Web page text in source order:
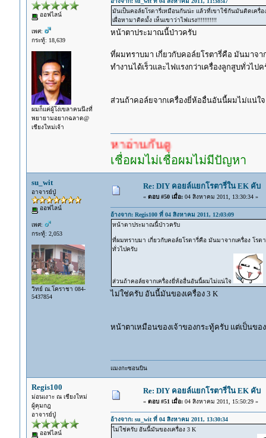
ออฟไลน์
เพศ:
กระทู้: 18,639
ผมก็แค่ผู้โง่เขลาคนนึงที่
พยายามอยากฉลาด@
เชียงใหม่เจ้า
มันเป็นคอล์ยโรตารี่เหมือนกันน่ะ แล้วที่เขาใช้กันมันติดเครื่อ
เผื่อหามาติดมั้ง เห็นเขาว่าไฟแรง!!!!!!!!!!!
หน้าตาประมาณนี้ป่าวครับ
ที่ผมทราบมา เกี่ยวกับคอล์ยโรตารี่คือ มันมาจา
ทำงานได้เร็วและไฟแรงกว่าเครื่องลูกสูบทั่วไป
ส่วนถ้าคอล์ยจากเครื่องยี่ห้ออื่นอันนี้ผมไม่แน่ใ
ยอะแล้ว หาอ่านกันดู
เชื่อผมไม่เชื่อผมไม่มีปัญหา
su_wit
อาจารย์ปู่
ออฟไลน์
เพศ:
กระทู้: 2,053
วิทย์ ณ.โคราชา 084-
5437854
Re: DIY คอยล์แยกโรตารี่ใน EK คับ
« ตอบ #50 เมื่อ:04 สิงหาคม 2011, 13:30:34 »
อ้างจาก: Regis100 ที่ 04 สิงหาคม 2011, 12:03:09
หน้าตาประมาณนี้ป่าวครับ
ที่ผมทราบมา เกี่ยวกับคอล์ยโรตารี่คือ มันมาจากเครื่อง โรต
ทั่วไปครับ
ส่วนถ้าคอล์ยจากเครื่องยี่ห้ออื่นอันนี้ผมไม่แน่ใจ
ไม่ใช่ครับ อันนี้มันของเครื่อง 3 K
หน้าตาเหมือนของเจ้าของกระทู้ครับ แต่เป็นขอ
แมงกะซอนบิน
Regis100
ม่อนเงาะ ณ เชียงใหม่
ผู้คุมกฎ
อาจารย์ปู่
ออฟไลน์
Re: DIY คอยล์แยกโรตารี่ใน EK คับ
« ตอบ #51 เมื่อ:04 สิงหาคม 2011, 15:50:29 »
อ้างจาก: su_wit ที่ 04 สิงหาคม 2011, 13:30:34
ไม่ใช่ครับ อันนี้มันของเครื่อง 3 K